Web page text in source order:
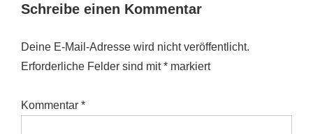
Schreibe einen Kommentar
Deine E-Mail-Adresse wird nicht veröffentlicht.
Erforderliche Felder sind mit* markiert
Kommentar *